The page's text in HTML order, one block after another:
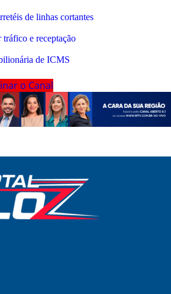
de linhas cortantes
e receptação
de ICMS
o Canal